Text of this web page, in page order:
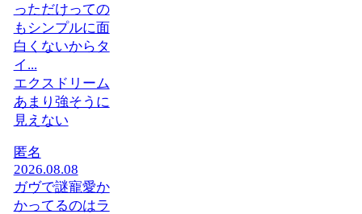
っただけっての
もシンプルに面
白くないからタ
イ...
エクスドリーム
あまり強そうに
見えない
匿名
2026.08.08
ガヴで謎寵愛か
かってるのはラ